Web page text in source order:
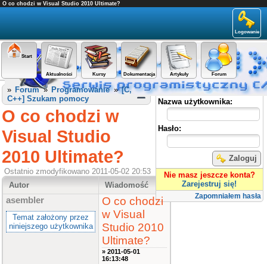
O co chodzi w Visual Studio 2010 Ultimate?
Logowanie
Start
Aktualności Kursy Dokumentacja Artykuły Forum
Panel użytkownika
Nazwa użytkownika:
Hasło:
Zaloguj
Nie masz jeszcze konta?
Zarejestruj się!
Zapomniałem hasła
» Forum» Programowanie»[C,
C++] Szukam pomocy
O co chodzi w
Visual Studio
2010 Ultimate?
Ostatnio zmodyfikowano 2011-05-02 20:53
Autor
Wiadomość
asembler
Temat założony przez
niniejszego użytkownika
O co chodzi
w Visual
Studio 2010
Ultimate?
» 2011-05-01
16:13:48